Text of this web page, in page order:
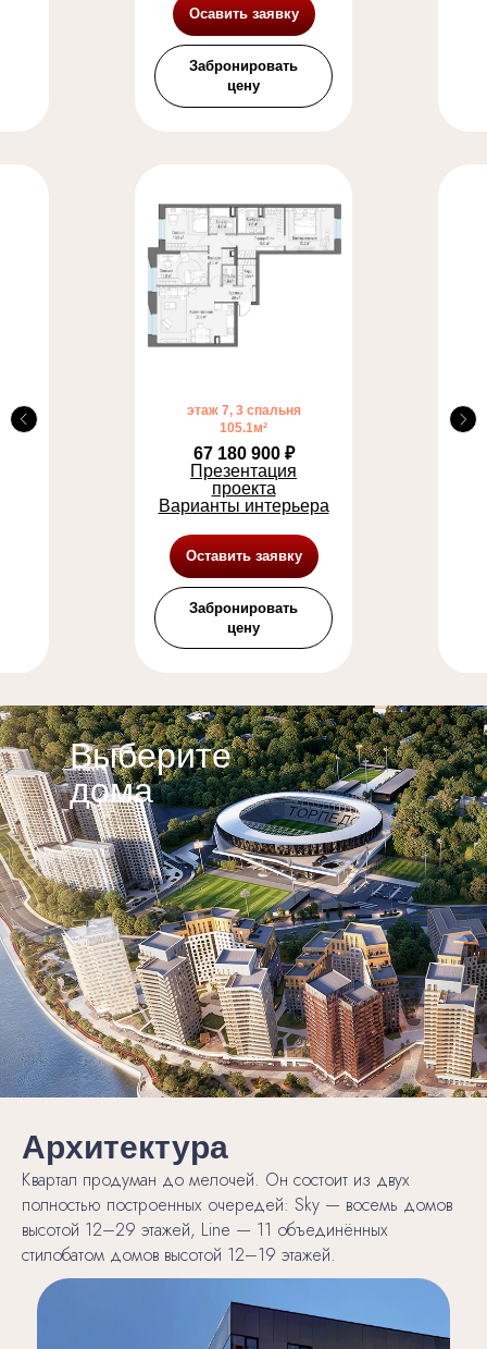
Осавить заявку
Забронировать
цену
этаж 7, 3 спальня
105.1м²
67 180 900 ₽
Презентация
проекта
Варианты интерьера
Оставить заявку
Забронировать
цену
Выберите
дома
Архитектура
Квартал продуман до мелочей. Он состоит из двух
полностью построенных очередей: Sky — восемь домов
высотой 12–29 этажей, Line — 11 объединённых
стилобатом домов высотой 12–19 этажей.